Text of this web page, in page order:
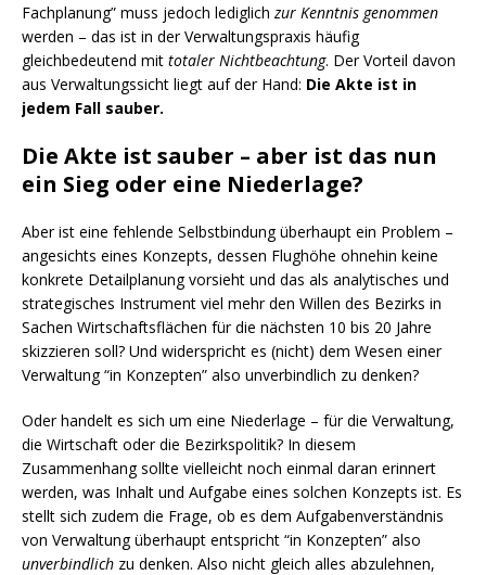
Fachplanung” muss jedoch lediglich zur Kenntnis genommen
werden – das ist in der Verwaltungspraxis häufig
gleichbedeutend mit totaler Nichtbeachtung. Der Vorteil davon
aus Verwaltungssicht liegt auf der Hand: Die Akte ist in
jedem Fall sauber.
Die Akte ist sauber – aber ist das nun
ein Sieg oder eine Niederlage?
Aber ist eine fehlende Selbstbindung überhaupt ein Problem –
angesichts eines Konzepts, dessen Flughöhe ohnehin keine
konkrete Detailplanung vorsieht und das als analytisches und
strategisches Instrument viel mehr den Willen des Bezirks in
Sachen Wirtschaftsflächen für die nächsten 10 bis 20 Jahre
skizzieren soll? Und widerspricht es (nicht) dem Wesen einer
Verwaltung “in Konzepten” also unverbindlich zu denken?
Oder handelt es sich um eine Niederlage – für die Verwaltung,
die Wirtschaft oder die Bezirkspolitik? In diesem
Zusammenhang sollte vielleicht noch einmal daran erinnert
werden, was Inhalt und Aufgabe eines solchen Konzepts ist. Es
stellt sich zudem die Frage, ob es dem Aufgabenverständnis
von Verwaltung überhaupt entspricht “in Konzepten” also
unverbindlich zu denken. Also nicht gleich alles abzulehnen,